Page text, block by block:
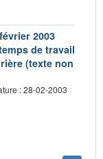
2003
de travail
(texte non
: 28-02-2003